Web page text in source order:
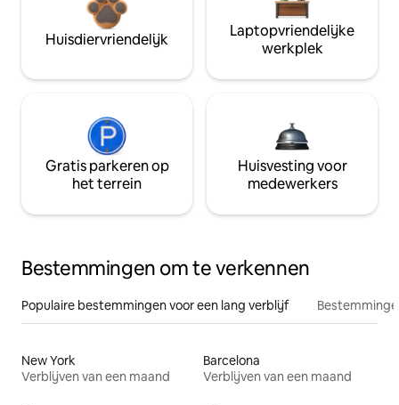
Huisdiervriendelijk
Laptopvriendelijke
werkplek
Gratis parkeren op
het terrein
Huisvesting voor
medewerkers
Bestemmingen om te verkennen
Populaire bestemmingen voor een lang verblijf
New York
Verblijven van een maand
Barcelona
Verblijven van een maand